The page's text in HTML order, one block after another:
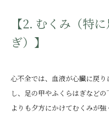
【2. むくみ（特
ぎ）】
心不全では、血液が心臓に戻
し、足の甲やふくらはぎなど
よりも夕方にかけてむくみが